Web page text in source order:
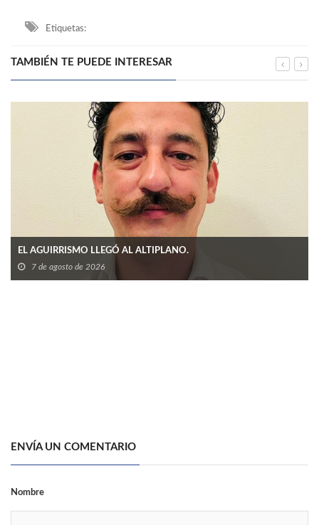
Etiquetas:
TAMBIÉN TE PUEDE INTERESAR
EL AGUIRRISMO LLEGÓ AL ALTIPLANO.
7 de agosto de 2026
ENVÍA UN COMENTARIO
Nombre